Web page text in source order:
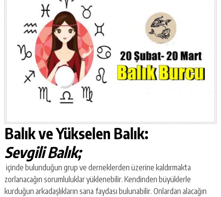
Balık ve Yükselen Balık:
Sevgili Balık;
içinde bulunduğun grup ve derneklerden üzerine kaldırmakta
zorlanacağın sorumluluklar yüklenebilir. Kendinden büyüklerle
kurduğun arkadaşlıkların sana faydası bulunabilir. Onlardan alacağın